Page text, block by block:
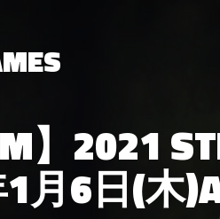
】2021
月6日(木